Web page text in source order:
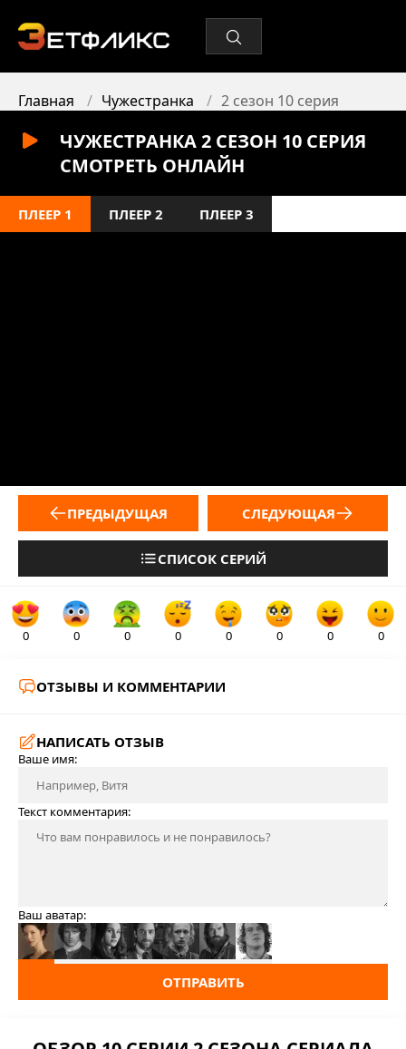
Главная Чужестранка 2 сезон 10 серия
ЧУЖЕСТРАНКА 2 СЕЗОН 10 СЕРИЯ
СМОТРЕТЬ ОНЛАЙН
ПЛЕЕР 1 ПЛЕЕР 2 ПЛЕЕР 3
ПРЕДЫДУЩАЯ
СПИСОК СЕРИЙ
СЛЕДУЮЩАЯ
0 0 0 0 0 0 0 0
ОТЗЫВЫ И КОММЕНТАРИИ
НАПИСАТЬ ОТЗЫВ
Ваше имя:
Текст комментария:
Ваш аватар:
ОТПРАВИТЬ